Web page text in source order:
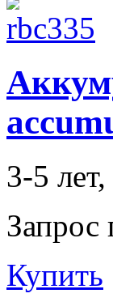
3-5
Запрос
Купить